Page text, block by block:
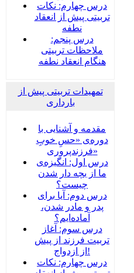
درس چهارم: نکات
تربیتی پیش از انعقاد
نطفه
درس پنجم:
ملاحظات تربیتی
هنگام انعقاد نطفه
تمهیدات تربیتی پیش از
بارداری
مقدمه و آشنایی با
دوره‌ی «حسِ خوبِ
فرزندپروری»
درس اول: انگیزه‌ی
ما از بچه دار شدن
چیست؟
درس دوم: آیا برای
پدر و مادر شدن،
آماده‌ایم؟
درس سوم: آغاز
تربیت فرزند از پیش
از ازدواج!
درس چهارم: نکات